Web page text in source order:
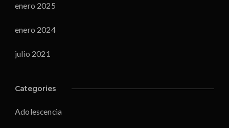
enero 2025
enero 2024
julio 2021
Categories
Adolescencia